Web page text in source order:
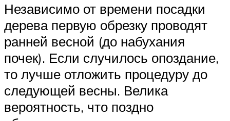
Независимо от времени посадки
дерева первую обрезку проводят
ранней весной (до набухания
почек). Если случилось опоздание,
то лучше отложить процедуру до
следующей весны. Велика
вероятность, что поздно